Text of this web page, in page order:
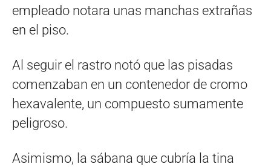
empleado notara unas manchas extrañas
en el piso.
Al seguir el rastro notó que las pisadas
comenzaban en un contenedor de cromo
hexavalente, un compuesto sumamente
peligroso.
Asimismo, la sábana que cubría la tina